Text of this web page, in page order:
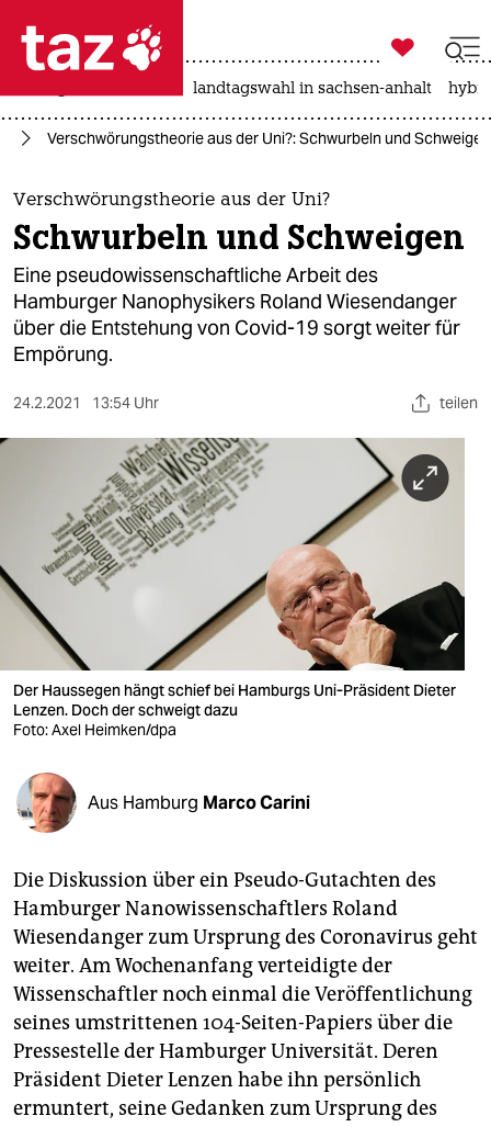
 taz zahl ich
taz zahl ich
themen
politik
öko
gesellschaft
kultur
sport
nord
wahrheit
verlag
verlag
veranstaltungen
shop
fragen & hilfe
abo
genossenschaft
epaper login

taz zahl ich
landtagswahl in sachsen-anhalt
Verschwörungstheorie aus der Uni?: Schwurbeln und Schweigen
Verschwörungstheorie aus der Uni?
Schwurbeln und Schweigen
Eine pseudowissenschaftliche Arbeit des
Hamburger Nanophysikers Roland Wiesendanger
über die Entstehung von Covid-19 sorgt weiter für
Empörung.
24.2.2021 13:54 Uhr teilen
Der Haussegen hängt schief bei Hamburgs Uni-Präsident Dieter
Lenzen. Doch der schweigt dazu
Foto: Axel Heimken/dpa
Aus Hamburg Marco Carini
Die Diskussion über ein Pseudo-Gutachten des
Hamburger Nanowissenschaftlers Roland
Wiesendanger zum Ursprung des Coronavirus geht
weiter. Am Wochenanfang verteidigte der
Wissenschaftler noch einmal die Veröffentlichung
seines umstrittenen 104-Seiten-Papiers über die
Pressestelle der Hamburger Universität. Deren
Präsident Dieter Lenzen habe ihn persönlich
ermuntert, seine Gedanken zum Ursprung des